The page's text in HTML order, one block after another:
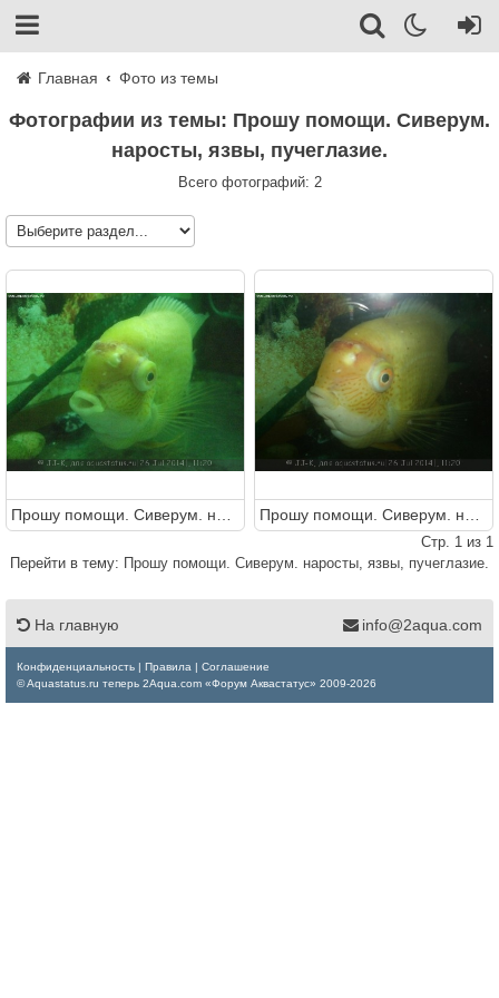
Главная Фото из темы
Фотографии из темы: Прошу помощи. Сиверум.
наросты, язвы, пучеглазие.
Всего фотографий: 2
Стр. 1 из 1
Перейти в тему: Прошу помощи. Сиверум. наросты, язвы, пучеглазие.
На главную info@2aqua.com
Конфиденциальность Правила
Соглашение
© Aquastatus.ru теперь 2Aqua.com «Форум Аквастатус» 2009-2026